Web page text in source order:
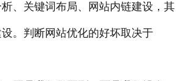
、关键词布局、网站内链建设，其
。判断网站优化的好坏取决于